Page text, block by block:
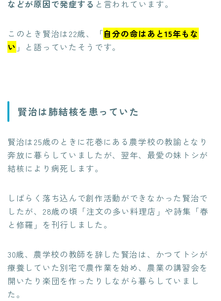
などが原因で発症する と言われています。
このとき賢治は22歳、「自分の命はあと15年もな
い 」と語っていたそうです。
賢治は肺結核を患っていた
賢治は25歳のときに花巻にある農学校の教諭となり
奔放に暮らしていましたが、翌年、最愛の妹トシが
結核により病死します。
しばらく落ち込んで創作活動ができなかった賢治で
したが、28歳の頃「注文の多い料理店」や詩集「春
と修羅」を刊行しました。
30歳、農学校の教師を辞した賢治は、かつてトシが
療養していた別宅で農作業を始め、農業の講習会を
開いたり楽団を作ったりしながら暮らしていまし
た。